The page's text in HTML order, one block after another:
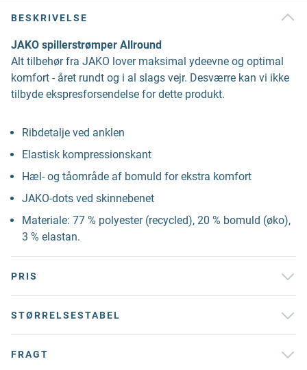
BESKRIVELSE
JAKO spillerstrømper Allround
Alt tilbehør fra JAKO lover maksimal ydeevne og optimal
komfort - året rundt og i al slags vejr. Desværre kan vi ikke
tilbyde ekspresforsendelse for dette produkt.
Ribdetalje ved anklen
Elastisk kompressionskant
Hæl- og tåområde af bomuld for ekstra komfort
JAKO-dots ved skinnebenet
Materiale: 77 % polyester (recycled), 20 % bomuld (øko),
3 % elastan.
PRIS
STØRRELSESTABEL
FRAGT